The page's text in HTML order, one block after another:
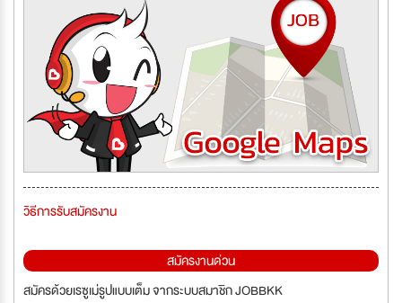
วิธีการรับสมัครงาน
สมัครงานด่วน
สมัครด้วยเรซูเม่รูปแบบเต็ม จากระบบสมาชิก JOBBKK